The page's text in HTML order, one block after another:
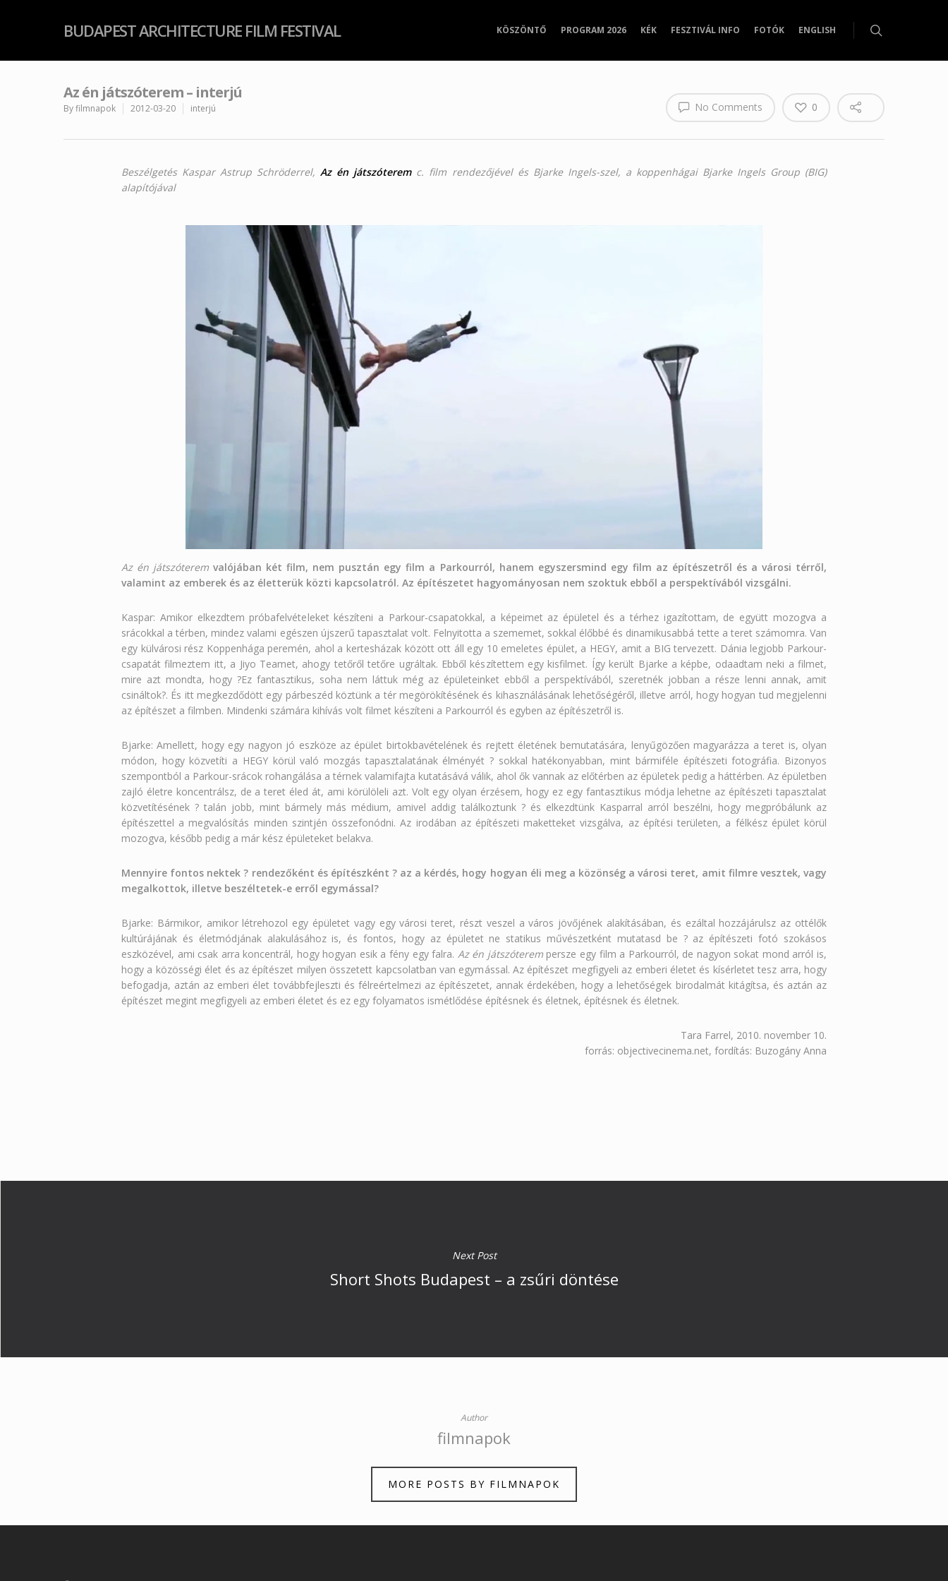
BUDAPEST ARCHITECTURE FILM FESTIVAL KÖSZÖNTŐ PROGRAM 2026 KÉK FESZTIVÁL INFO FOTÓK ENGLISH
Az én játszóterem – interjú
Byfilmnapok 2012-03-20 interjú No Comments 0
Beszélgetés Kaspar Astrup Schröderrel,Az én játszóteremc. film rendezőjével és Bjarke Ingels-szel, a koppenhágai Bjarke Ingels Group (BIG)
alapítójával
Az én játszóterem valójában két film, nem pusztán egy film a Parkourról, hanem egyszersmind egy film az építészetről és a városi térről,
valamint az emberek és az életterük közti kapcsolatról. Az építészetet hagyományosan nem szoktuk ebből a perspektívából vizsgálni.
Kaspar: Amikor elkezdtem próbafelvételeket készíteni a Parkour-csapatokkal, a képeimet az épületel és a térhez igazítottam, de együtt mozogva a
srácokkal a térben, mindez valami egészen újszerű tapasztalat volt. Felnyitotta a szememet, sokkal élőbbé és dinamikusabbá tette a teret számomra. Van
egy külvárosi rész Koppenhága peremén, ahol a kertesházak között ott áll egy 10 emeletes épület, a HEGY, amit a BIG tervezett. Dánia legjobb Parkour-
csapatát filmeztem itt, a Jiyo Teamet, ahogy tetőről tetőre ugráltak. Ebből készítettem egy kisfilmet. Így került Bjarke a képbe, odaadtam neki a filmet,
mire azt mondta, hogy ?Ez fantasztikus, soha nem láttuk még az épületeinket ebből a perspektívából, szeretnék jobban a része lenni annak, amit
csináltok?. És itt megkezdődött egy párbeszéd köztünk a tér megörökítésének és kihasználásának lehetőségéről, illetve arról, hogy hogyan tud megjelenni
az építészet a filmben. Mindenki számára kihívás volt filmet készíteni a Parkourról és egyben az építészetről is.
Bjarke: Amellett, hogy egy nagyon jó eszköze az épület birtokbavételének és rejtett életének bemutatására, lenyűgözően magyarázza a teret is, olyan
módon, hogy közvetíti a HEGY körül való mozgás tapasztalatának élményét ? sokkal hatékonyabban, mint bármiféle építészeti fotográfia. Bizonyos
szempontból a Parkour-srácok rohangálása a térnek valamifajta kutatásává válik, ahol ők vannak az előtérben az épületek pedig a háttérben. Az épületben
zajló életre koncentrálsz, de a teret éled át, ami körülöleli azt. Volt egy olyan érzésem, hogy ez egy fantasztikus módja lehetne az építészeti tapasztalat
közvetítésének ? talán jobb, mint bármely más médium, amivel addig találkoztunk ? és elkezdtünk Kasparral arról beszélni, hogy megpróbálunk az
építészettel a megvalósítás minden szintjén összefonódni. Az irodában az építészeti maketteket vizsgálva, az építési területen, a félkész épület körül
mozogva, később pedig a már kész épületeket belakva.
Mennyire fontos nektek ? rendezőként és építészként ? az a kérdés, hogy hogyan éli meg a közönség a városi teret, amit filmre vesztek, vagy
megalkottok, illetve beszéltetek-e erről egymással?
Bjarke: Bármikor, amikor létrehozol egy épületet vagy egy városi teret, részt veszel a város jövőjének alakításában, és ezáltal hozzájárulsz az ottélők
kultúrájának és életmódjának alakulásához is, és fontos, hogy az épületet ne statikus művészetként mutatasd be ? az építészeti fotó szokásos
eszközével, ami csak arra koncentrál, hogy hogyan esik a fény egy falra. Az én játszóterempersze egy film a Parkourról, de nagyon sokat mond arról is,
hogy a közösségi élet és az építészet milyen összetett kapcsolatban van egymással. Az építészet megfigyeli az emberi életet és kísérletet tesz arra, hogy
befogadja, aztán az emberi élet továbbfejleszti és félreértelmezi az építészetet, annak érdekében, hogy a lehetőségek birodalmát kitágítsa, és aztán az
építészet megint megfigyeli az emberi életet és ez egy folyamatos ismétlődése építésnek és életnek, építésnek és életnek.
Tara Farrel, 2010. november 10.
forrás: objectivecinema.net, fordítás: Buzogány Anna
Next Post
Short Shots Budapest – a zsűri döntése
Author
filmnapok
MORE POSTS BY FILMNAPOK